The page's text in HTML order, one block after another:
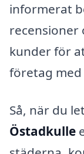
informerat
recensioner
kunder för
företag
Så, när du
Östadkulle